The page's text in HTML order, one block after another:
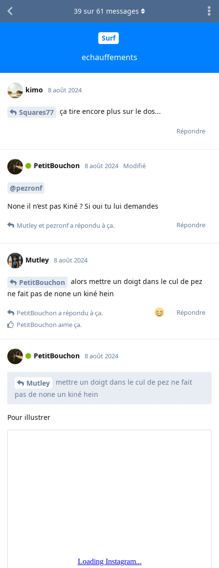
Surf
echauffements
39 sur 61 messages
kimo 8 août 2024
Squares77 ça tire encore plus sur le dos...
Répondre
PetitBouchon 8 août 2024 Modifié
@pezronf
None il n’est pas Kiné ? Si oui tu lui demandes
Répondre
Mutleyet pezronfa répondu à ça.
Mutley 8 août 2024
PetitBouchon
alors mettre un doigt dans le cul de pez
ne fait pas de none un kiné hein
Répondre
PetitBouchon a répondu à ça.
PetitBouchon aime ça.
PetitBouchon 8 août 2024
Mutley
mettre un doigt dans le cul de pez ne fait
pas de none un kiné hein
Pour illustrer